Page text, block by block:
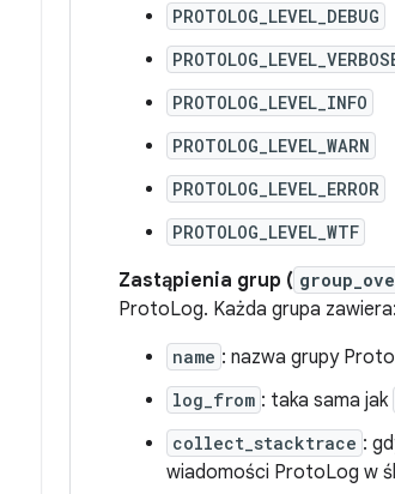
PROTOLOG_LEVEL_DEBUG
PROTOLOG_LEVEL_INFO
PROTOLOG_LEVEL_WARN
PROTOLOG_LEVEL_ERROR
PROTOLOG_LEVEL_WTF
Zastąpienia grup (
ProtoLog. Każda grupa zawiera:
name : nazwa grupy
log_from : taka sama jak
collect_stacktrace :
wiadomości ProtoLog w